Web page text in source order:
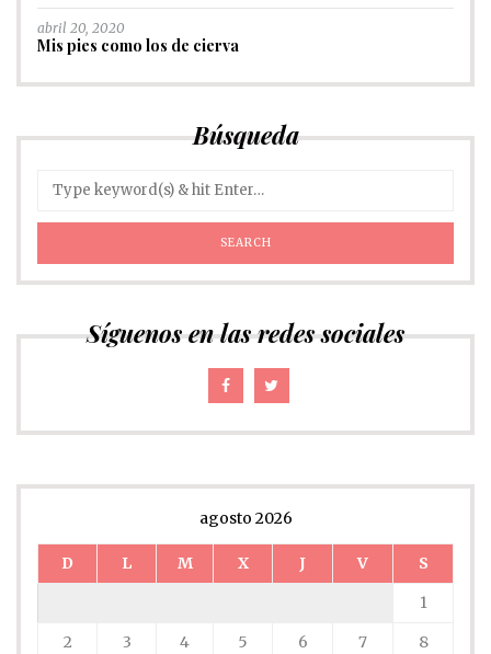
abril 20, 2020
Mis pies como los de cierva
Búsqueda
Síguenos en las redes sociales
agosto 2026
D L M X J V
S
1
2
3 4 5 6 7
8